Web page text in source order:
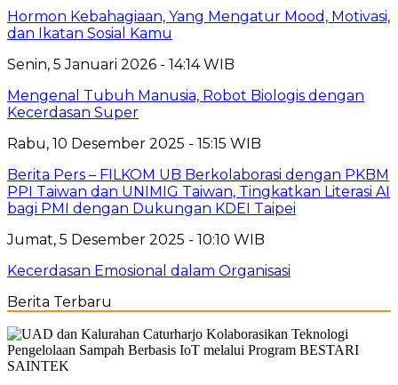
Hormon Kebahagiaan, Yang Mengatur Mood, Motivasi,
dan Ikatan Sosial Kamu
Senin, 5 Januari 2026 - 14:14 WIB
Mengenal Tubuh Manusia, Robot Biologis dengan
Kecerdasan Super
Rabu, 10 Desember 2025 - 15:15 WIB
Berita Pers – FILKOM UB Berkolaborasi dengan PKBM
PPI Taiwan dan UNIMIG Taiwan, Tingkatkan Literasi AI
bagi PMI dengan Dukungan KDEI Taipei
Jumat, 5 Desember 2025 - 10:10 WIB
Kecerdasan Emosional dalam Organisasi
Berita Terbaru